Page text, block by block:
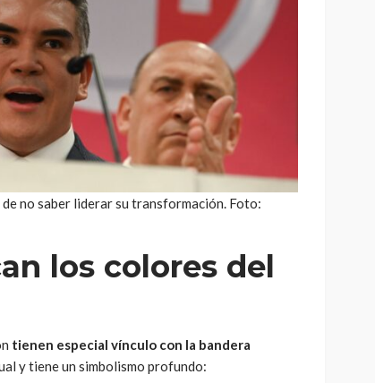
no saber liderar su transformación. Foto:
los colores del
tienen especial vínculo con la bandera
y tiene un simbolismo profundo: